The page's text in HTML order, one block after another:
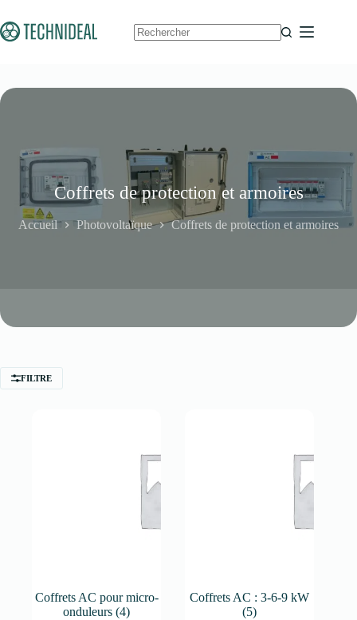
au
contenu
Coffrets de protection et armoires
Accueil Photovoltaïque Coffrets de protection et armoires
FILTRE
Coffrets AC pour micro-
onduleurs(4)
Coffrets AC : 3-6-9 kW
(5)